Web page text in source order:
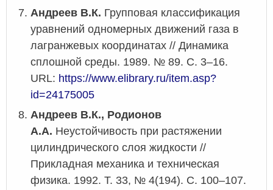
Андреев В.К. Групповая классификация
уравнений одномерных движений газа в
лагранжевых координатах // Динамика
сплошной среды. 1989. № 89. С. 3–16.
URL: https://www.elibrary.ru/item.asp?
id=24175005
Андреев В.К., Родионов
А.А. Неустойчивость при растяжении
цилиндрического слоя жидкости //
Прикладная механика и техническая
физика. 1992. Т. 33, № 4(194). С. 100–107.